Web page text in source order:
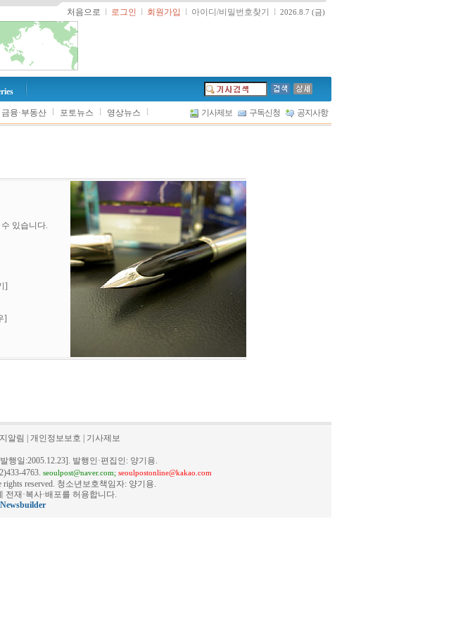
처음으로 l 로그인 l 회원가입 l 아이디/비밀번호찾기 l 2026.8.7 (금)
금융·부동산 l 포토뉴스 l 영상뉴스 l 기사제보 구독신청 공지사항
있습니다.
]
]
알림 개인정보보호 기사제보
행일:2005.12.23]. 발행인·편집인: 양기용.
4763. seoulpost@naver.com; seoulpostonline@kakao.com
rights reserved. 청소년보호책임자: 양기용.
전재·복사·배포를 허용합니다.
Newsbuilder